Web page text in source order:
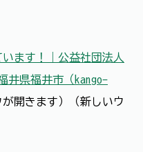
ます！｜公益社団法人
井県福井市（kango-
が開きます）（新しいウ